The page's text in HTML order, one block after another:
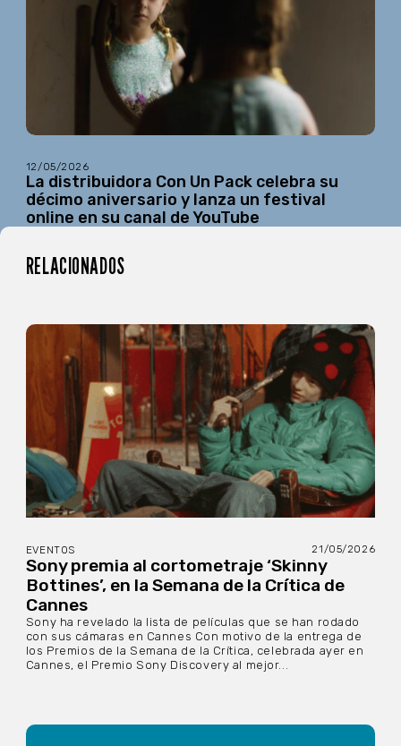
12/05/2026
La distribuidora Con Un Pack celebra su
décimo aniversario y lanza un festival
online en su canal de YouTube
RELACIONADOS
EVENTOS 21/05/2026
Sony premia al cortometraje ‘Skinny
Bottines’, en la Semana de la Crítica de
Cannes
Sony ha revelado la lista de películas que se han rodado
con sus cámaras en Cannes Con motivo de la entrega de
los Premios de la Semana de la Crítica, celebrada ayer en
Cannes, el Premio Sony Discovery al mejor...